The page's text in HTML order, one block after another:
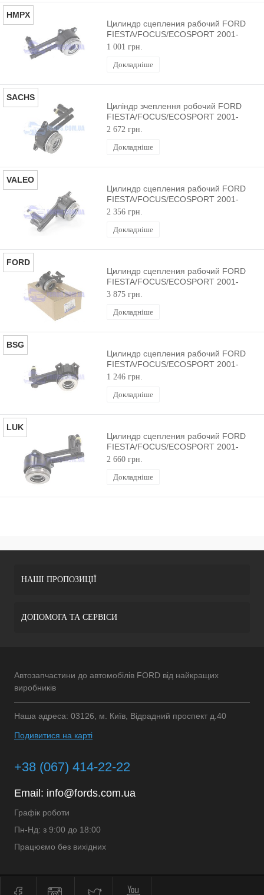
HMPX
Цилиндр сцепления рабочий FORD
FIESTA/FOCUS/ECOSPORT 2001-
HMPX
1 001 грн.
Докладніше
SACHS
Циліндр зчеплення робочий FORD
FIESTA/FOCUS/ECOSPORT 2001-
SACHS
2 672 грн.
Докладніше
VALEO
Цилиндр сцепления рабочий FORD
FIESTA/FOCUS/ECOSPORT 2001-
VALEO
2 356 грн.
Докладніше
FORD
Цилиндр сцепления рабочий FORD
FIESTA/FOCUS/ECOSPORT 2001-
ORIGINAL
3 875 грн.
Докладніше
BSG
Цилиндр сцепления рабочий FORD
FIESTA/FOCUS/ECOSPORT 2001-
BSG
1 246 грн.
Докладніше
LUK
Цилиндр сцепления рабочий FORD
FIESTA/FOCUS/ECOSPORT 2001-
LUK
2 660 грн.
Докладніше
НАШІ ПРОПОЗИЦІЇ
ДОПОМОГА ТА СЕРВІСИ
Автозапчастини до автомобілів FORD від найкращих
виробників
Наша адреса: 03126, м. Київ, Відрадний проспект д.40
Подивитися на карті
+38 (067) 414-22-22
Email: info@fords.com.ua
Графік роботи
Пн-Нд: з 9:00 до 18:00
Працюємо без вихідних